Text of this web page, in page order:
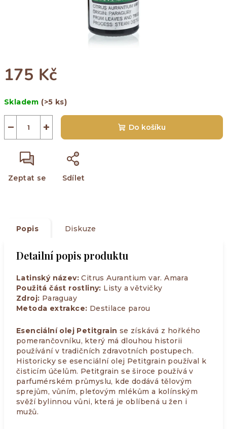
175 Kč
cena:
Skladem (>5 ks)
+
− Do košíku
Zeptat se Sdílet
Popis Diskuze
Detailní popis produktu
Latinský název: Citrus Aurantium var. Amara
Použitá část rostliny: Listy a větvičky
Zdroj: Paraguay
Metoda extrakce: Destilace parou
Esenciální olej Petitgrain se získává z hořkého
pomerančovníku, který má dlouhou historii
používání v tradičních zdravotních postupech.
Historicky se esenciální olej Petitgrain používal k
čisticím účelům. Petitgrain se široce používá v
parfumérském průmyslu, kde dodává tělovým
sprejům, vůním, pleťovým mlékům a kolínským
svěží bylinnou vůni, která je oblíbená u žen i
mužů.